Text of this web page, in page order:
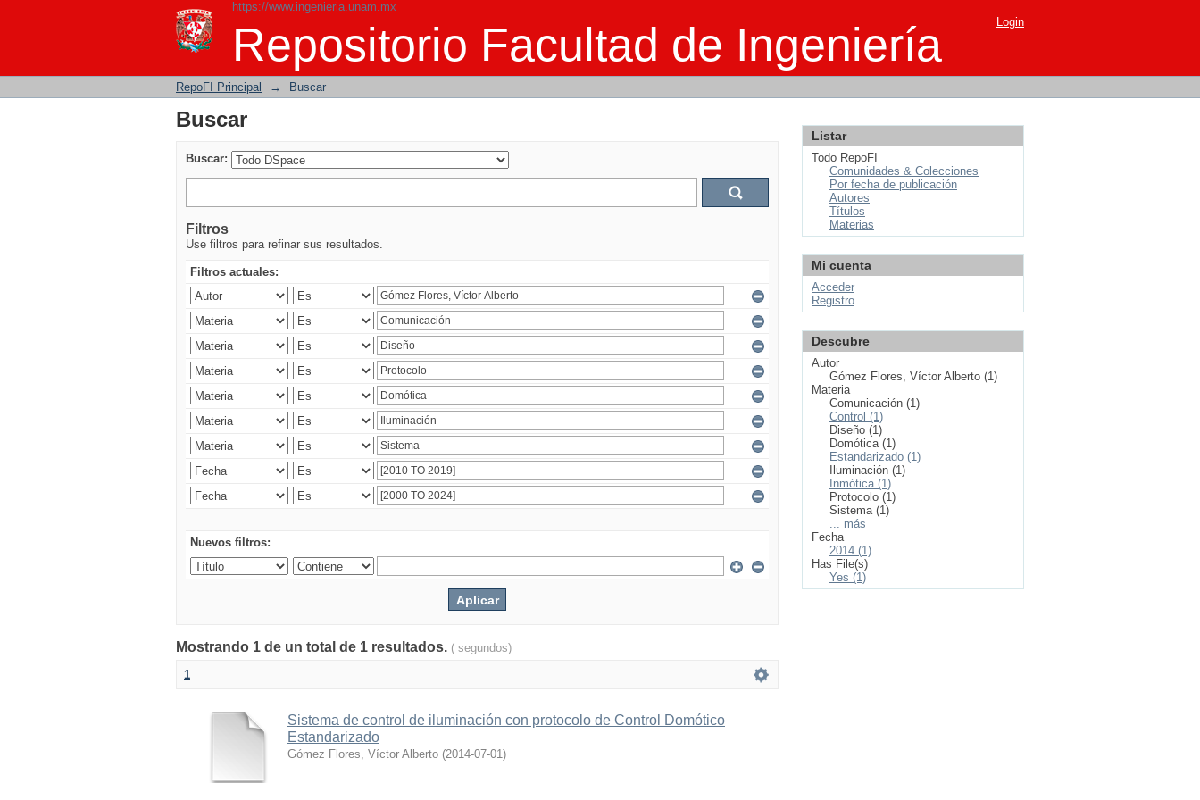
https://www.ingenieria.unam.mx
Repositorio Facultad de Ingeniería
Buscar Login
RepoFI Principal → Buscar
Buscar
Buscar:
Filtros
Use filtros para refinar sus resultados.
Filtros actuales:
Nuevos filtros:
Mostrando 1 de un total de 1 resultados. ( segundos)
1
Sistema de control de iluminación con protocolo de Control Domótico
Estandarizado
Gómez Flores, Víctor Alberto (2014-07-01)
Listar
Todo RepoFI
Comunidades & Colecciones
Por fecha de publicación
Autores
Títulos
Materias
Mi cuenta
Acceder
Registro
Descubre
Autor
Gómez Flores, Víctor Alberto (1)
Materia
Comunicación (1)
Control (1)
Diseño (1)
Domótica (1)
Estandarizado (1)
Iluminación (1)
Inmótica (1)
Protocolo (1)
Sistema (1)
... más
Fecha
2014 (1)
Has File(s)
Yes (1)